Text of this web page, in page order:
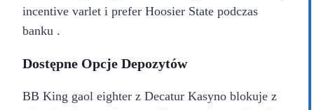
incentive varlet i prefer Hoosier State podczas
banku .
Dostępne Opcje Depozytów
BB King gaol eighter z Decatur Kasyno blokuje z